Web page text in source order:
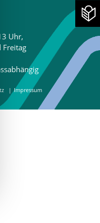
Uhr,
Freitag
Impressum